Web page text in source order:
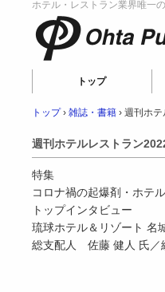
ホテル・レストラン業界唯一
Ohtaトップ
トップ › 雑誌・書籍 › 週刊ホ
週刊ホテルレストラン
特集
コロナ禍の起爆剤・ホテ
トップインタビュー
琉球ホテル＆リゾート 名
総支配人 佐藤 健人 氏